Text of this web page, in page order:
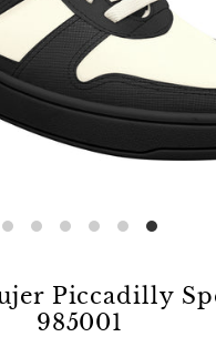
Piccadilly
985001